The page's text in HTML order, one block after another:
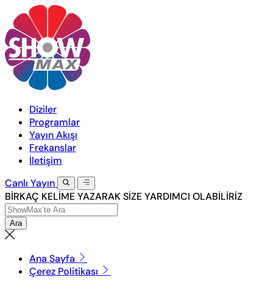
Diziler
Programlar
Yayın Akışı
Frekanslar
İletişim
Canlı Yayın
BİRKAÇ KELİME YAZARAK SİZE YARDIMCI OLABİLİRİZ
Ara
Ana Sayfa
Çerez Politikası